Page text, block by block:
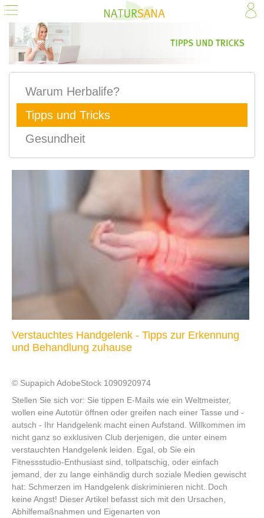
Warum Herbalife?
Tipps und Tricks
Gesundheit
Verstauchtes Handgelenk - Tipps zur Erkennung
und Behandlung zuhause
© Supapich AdobeStock 1090920974
Stellen Sie sich vor: Sie tippen E-Mails wie ein Weltmeister,
wollen eine Autotür öffnen oder greifen nach einer Tasse und -
autsch - Ihr Handgelenk macht einen Aufstand. Willkommen im
nicht ganz so exklusiven Club derjenigen, die unter einem
verstauchten Handgelenk leiden. Egal, ob Sie ein
Fitnessstudio-Enthusiast sind, tollpatschig, oder einfach
jemand, der zu lange einhändig durch soziale Medien gewischt
hat: Schmerzen im Handgelenk diskriminieren nicht. Doch
keine Angst! Dieser Artikel befasst sich mit den Ursachen,
Abhilfemaßnahmen und Eigenarten von